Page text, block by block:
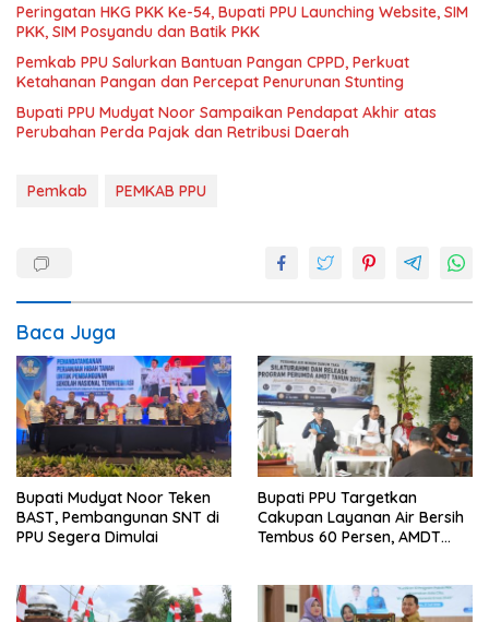
Peringatan HKG PKK Ke-54, Bupati PPU Launching Website, SIM
PKK, SIM Posyandu dan Batik PKK
Pemkab PPU Salurkan Bantuan Pangan CPPD, Perkuat
Ketahanan Pangan dan Percepat Penurunan Stunting
Bupati PPU Mudyat Noor Sampaikan Pendapat Akhir atas
Perubahan Perda Pajak dan Retribusi Daerah
Pemkab PEMKAB PPU
Baca Juga
Bupati Mudyat Noor Teken
BAST, Pembangunan SNT di
PPU Segera Dimulai
Bupati PPU Targetkan
Cakupan Layanan Air Bersih
Tembus 60 Persen, AMDT